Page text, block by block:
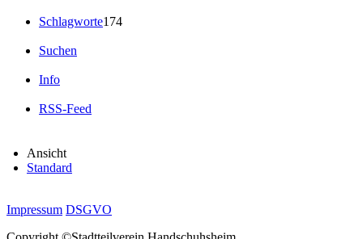
Schlagworte174
Suchen
Info
RSS-Feed
Ansicht
Standard
Impressum DSGVO